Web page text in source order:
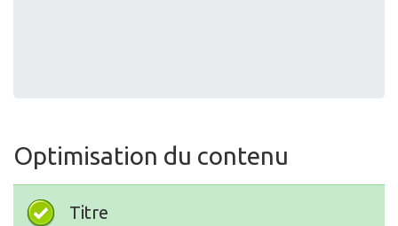
Optimisation du contenu
Titre